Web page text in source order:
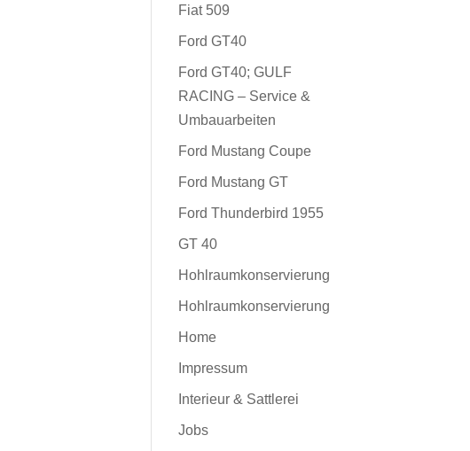
Fiat 509
Ford GT40
Ford GT40; GULF
RACING – Service &
Umbauarbeiten
Ford Mustang Coupe
Ford Mustang GT
Ford Thunderbird 1955
GT 40
Hohlraumkonservierung
Hohlraumkonservierung
Home
Impressum
Interieur & Sattlerei
Jobs